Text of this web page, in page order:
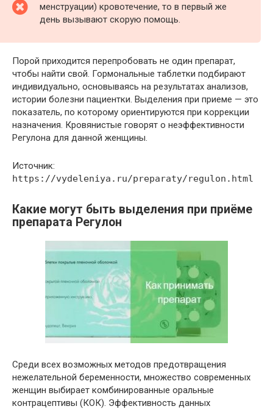
менструации) кровотечение, то в первый же
день вызывают скорую помощь.
Порой приходится перепробовать не один препарат,
чтобы найти свой. Гормональные таблетки подбирают
индивидуально, основываясь на результатах анализов,
истории болезни пациентки. Выделения при приеме — это
показатель, по которому ориентируются при коррекции
назначения. Кровянистые говорят о неэффективности
Регулона для данной женщины.
Источник:
https://vydeleniya.ru/preparaty/regulon.html
Какие могут быть выделения при приёме
препарата Регулон
Среди всех возможных методов предотвращения
нежелательной беременности, множество современных
женщин выбирает комбинированные оральные
контрацептивы (КОК). Эффективность данных